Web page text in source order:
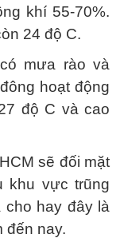
khí 55-70%.
24 độ C.
mưa rào và
hoạt động
độ C và cao
sẽ đối mặt
khu vực trũng
cho hay đây là
đến nay.